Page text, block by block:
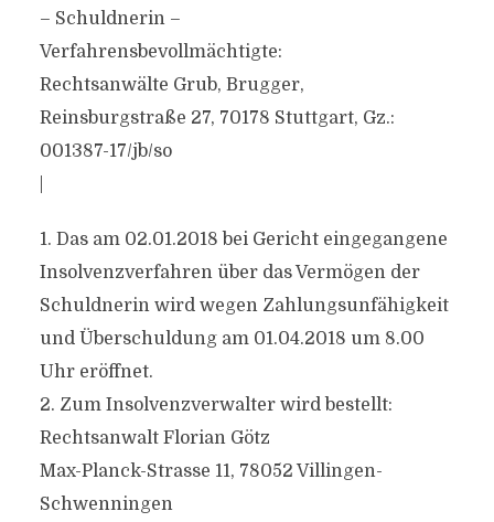
– Schuldnerin –
Verfahrensbevollmächtigte:
Rechtsanwälte Grub, Brugger,
Reinsburgstraße 27, 70178 Stuttgart, Gz.:
001387-17/jb/so
1. Das am 02.01.2018 bei Gericht eingegangene
Insolvenzverfahren über das Vermögen der
Schuldnerin wird wegen Zahlungsunfähigkeit
und Überschuldung am 01.04.2018 um 8.00
Uhr eröffnet.
2. Zum Insolvenzverwalter wird bestellt:
Rechtsanwalt Florian Götz
Max-Planck-Strasse 11, 78052 Villingen-
Schwenningen